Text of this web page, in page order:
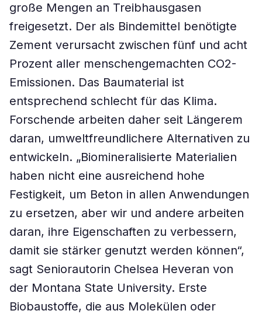
große Mengen an Treibhausgasen
freigesetzt. Der als Bindemittel benötigte
Zement verursacht zwischen fünf und acht
Prozent aller menschengemachten CO2-
Emissionen. Das Baumaterial ist
entsprechend schlecht für das Klima.
Forschende arbeiten daher seit Längerem
daran, umweltfreundlichere Alternativen zu
entwickeln. „Biomineralisierte Materialien
haben nicht eine ausreichend hohe
Festigkeit, um Beton in allen Anwendungen
zu ersetzen, aber wir und andere arbeiten
daran, ihre Eigenschaften zu verbessern,
damit sie stärker genutzt werden können“,
sagt Seniorautorin Chelsea Heveran von
der Montana State University. Erste
Biobaustoffe, die aus Molekülen oder